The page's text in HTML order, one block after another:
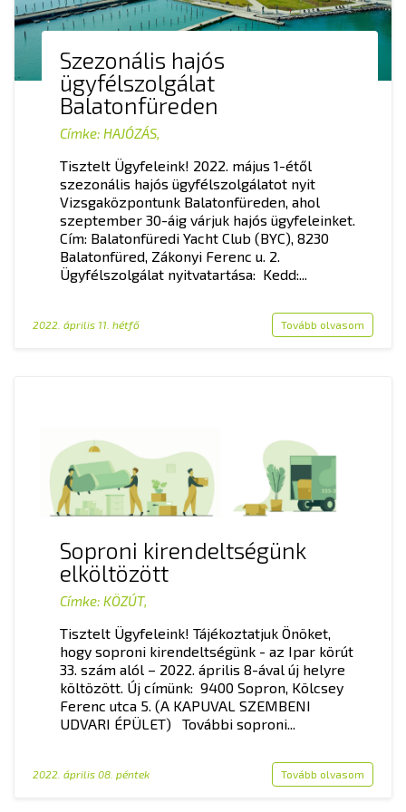
Szezonális hajós
ügyfélszolgálat
Balatonfüreden
Címke: HAJÓZÁS,
Tisztelt Ügyfeleink! 2022. május 1-étől
szezonális hajós ügyfélszolgálatot nyit
Vizsgaközpontunk Balatonfüreden, ahol
szeptember 30-áig várjuk hajós ügyfeleinket.
Cím: Balatonfüredi Yacht Club (BYC), 8230
Balatonfüred, Zákonyi Ferenc u. 2.
Ügyfélszolgálat nyitvatartása: Kedd:...
2022. április 11. hétfő Tovább olvasom
Soproni kirendeltségünk
elköltözött
Címke: KÖZÚT,
Tisztelt Ügyfeleink! Tájékoztatjuk Önöket,
hogy soproni kirendeltségünk - az Ipar körút
33. szám alól – 2022. április 8-ával új helyre
költözött. Új címünk: 9400 Sopron, Kölcsey
Ferenc utca 5. (A KAPUVAL SZEMBENI
UDVARI ÉPÜLET) További soproni...
2022. április 08. péntek Tovább olvasom